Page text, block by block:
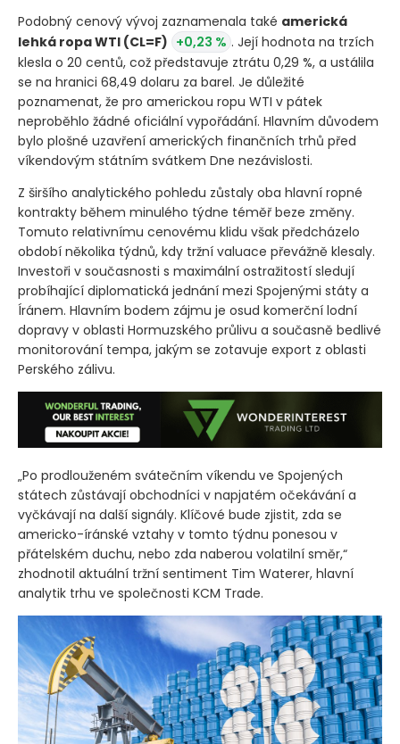
Podobný cenový vývoj zaznamenala také americká
lehká ropa WTI (CL=F) +0,23 % . Její hodnota na trzích
klesla o 20 centů, což představuje ztrátu 0,29 %, a ustálila
se na hranici 68,49 dolaru za barel. Je důležité
poznamenat, že pro americkou ropu WTI v pátek
neproběhlo žádné oficiální vypořádání. Hlavním důvodem
bylo plošné uzavření amerických finančních trhů před
víkendovým státním svátkem Dne nezávislosti.
Z širšího analytického pohledu zůstaly oba hlavní ropné
kontrakty během minulého týdne téměř beze změny.
Tomuto relativnímu cenovému klidu však předcházelo
období několika týdnů, kdy tržní valuace převážně klesaly.
Investoři v současnosti s maximální ostražitostí sledují
probíhající diplomatická jednání mezi Spojenými státy a
Íránem. Hlavním bodem zájmu je osud komerční lodní
dopravy v oblasti Hormuzského průlivu a současně bedlivé
monitorování tempa, jakým se zotavuje export z oblasti
Perského zálivu.
„Po prodlouženém svátečním víkendu ve Spojených
státech zůstávají obchodníci v napjatém očekávání a
vyčkávají na další signály. Klíčové bude zjistit, zda se
americko-íránské vztahy v tomto týdnu ponesou v
přátelském duchu, nebo zda naberou volatilní směr,“
zhodnotil aktuální tržní sentiment Tim Waterer, hlavní
analytik trhu ve společnosti KCM Trade.